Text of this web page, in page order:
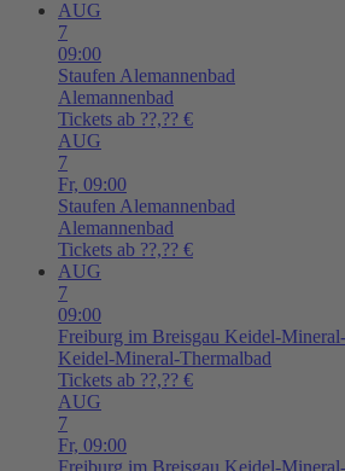
AUG
7
09:00
Staufen Alemannenbad
Alemannenbad
Tickets ab ??,?? €
AUG
7
Fr, 09:00
Staufen Alemannenbad
Alemannenbad
Tickets ab ??,?? €
AUG
7
09:00
Freiburg im Breisgau Keidel-
Keidel-Mineral-Thermalbad
Tickets ab ??,?? €
AUG
7
Fr, 09:00
Freiburg im Breisgau Keidel-